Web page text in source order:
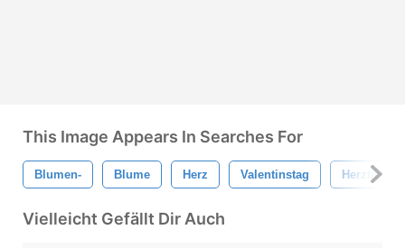
This Image Appears In Searches For
Blumen- Blume Herz Valentinstag Herztapete
Vielleicht Gefällt Dir Auch